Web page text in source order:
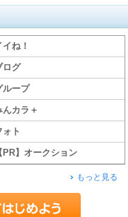
イね！
ログ
ループ
んカラ＋
ォト
PR】オークション
もっと見る